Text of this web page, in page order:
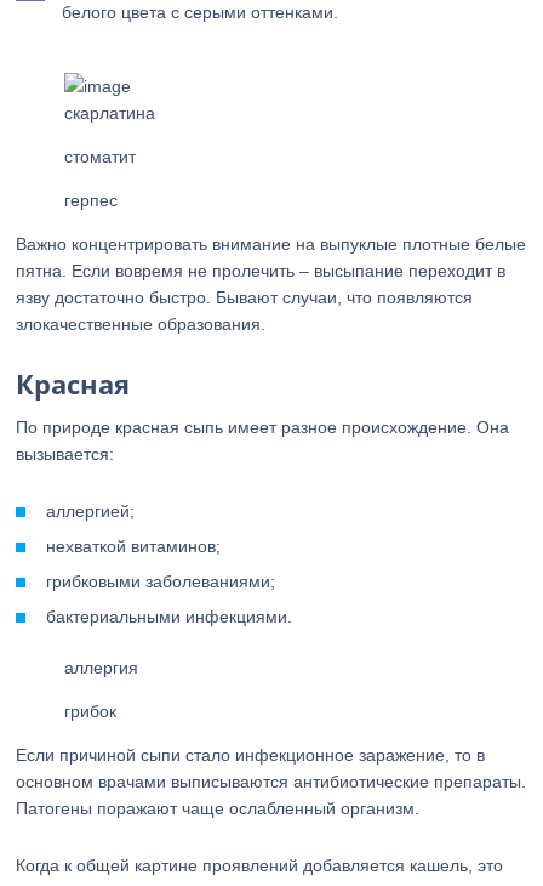
белого цвета с серыми оттенками.
скарлатина
стоматит
герпес
Важно концентрировать внимание на выпуклые плотные белые
пятна. Если вовремя не пролечить – высыпание переходит в
язву достаточно быстро. Бывают случаи, что появляются
злокачественные образования.
Красная
По природе красная сыпь имеет разное происхождение. Она
вызывается:
аллергией;
нехваткой витаминов;
грибковыми заболеваниями;
бактериальными инфекциями.
аллергия
грибок
Если причиной сыпи стало инфекционное заражение, то в
основном врачами выписываются антибиотические препараты.
Патогены поражают чаще ослабленный организм.
Когда к общей картине проявлений добавляется кашель, это